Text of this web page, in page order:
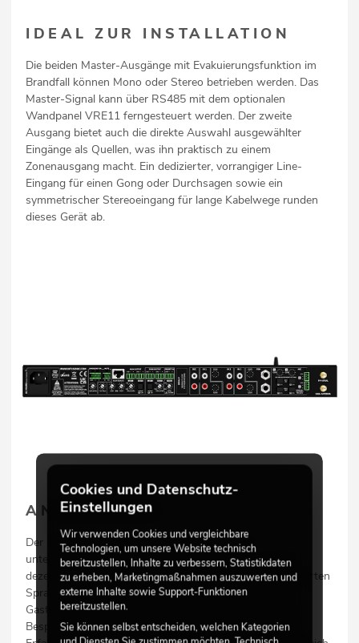
IDEAL ZUR INSTALLATION
Die beiden Master-Ausgänge mit Evakuierungsfunktion im
Brandfall können Mono oder Stereo betrieben werden. Das
Master-Signal kann über RS485 mit dem optionalen
Wandpanel VRE11 ferngesteuert werden. Der zweite
Ausgang bietet auch die direkte Auswahl ausgewählter
Eingänge als Quellen, was ihn praktisch zu einem
Zonenausgang macht. Ein dedizierter, vorrangiger Line-
Eingang für einen Gong oder Durchsagen sowie ein
symmetrischer Stereoeingang für lange Kabelwege runden
dieses Gerät ab.
ANWENDUNG
Der INTUWORX PAA42+ eignet sich ideal für
unterschiedlichste Installationsumgebungen – von der
dezenten Hintergrundbeschallung bis hin zu klar priorisierten
Sprachansagen im täglichen Betrieb. Besonders in der
Gastronomie, in Fitnessstudios oder in professionellen
Besprechungsumgebungen spielt er seine Stärken aus.
Cookies und Datenschutz-
Einstellungen
Wir verwenden Cookies und vergleichbare
Technologien, um unsere Website technisch
bereitzustellen, Inhalte zu verbessern, Statistikdaten
zu erheben, Marketingmaßnahmen auszuwerten und
externe Inhalte sowie Support-Funktionen
bereitzustellen.
Sie können selbst entscheiden, welchen Kategorien